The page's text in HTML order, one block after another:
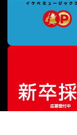
販売価格¥880